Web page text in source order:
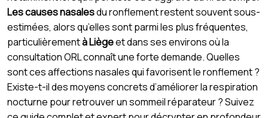
Les causes nasalesdu ronflement restent souvent sous-
estimées, alors qu’elles sont parmi les plus fréquentes,
particulièrementà Liègeet dans ses environs où la
consultation ORL connaît une forte demande. Quelles
sont ces affections nasales qui favorisent le ronflement ?
Existe-t-il des moyens concrets d’améliorer la respiration
nocturne pour retrouver un sommeil réparateur ? Suivez